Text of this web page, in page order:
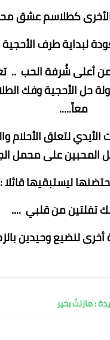
كطلاسم عشق
لبداية طرف
أعلى شُرفة الحب ..
الأحجية وفك
معاً.....
لتعلق الأحلام
المحبين على محمل
ليستبقيها قائلا :
تفلتين من قلبي ....
لنضيع وحيدين
: مازلتُ بخير